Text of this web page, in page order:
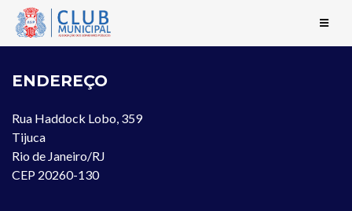
ENDEREÇO
Rua Haddock Lobo, 359
Tijuca
Rio de Janeiro/RJ
CEP 20260-130